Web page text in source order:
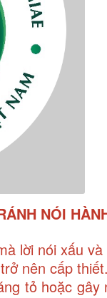
NÓI
lời nói xấu
nên cấp thiết.
tỏ hoặc gây